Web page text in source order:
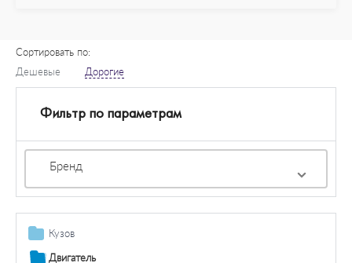
Сортировать по:
Дешевые
Дорогие
Фильтр по параметрам
Бренд
Кузов
Газовые пружины
Двигатель